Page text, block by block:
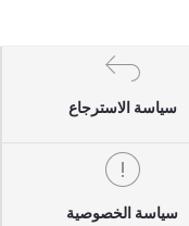
سياسة الاسترجاع
سياسة الخصوصية